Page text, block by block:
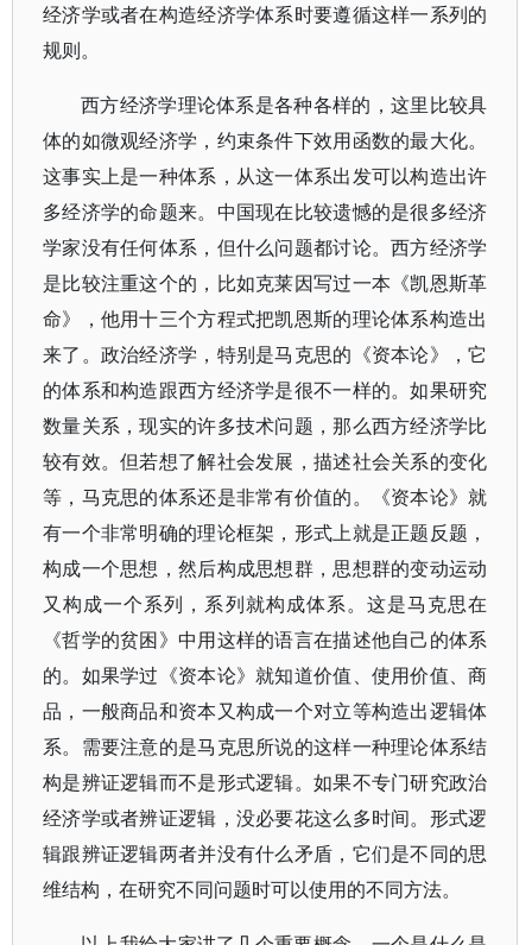
经济学或者在构造经济学体系时要遵循这样一系列的
规则。
西方经济学理论体系是各种各样的，这里比较具
体的如微观经济学，约束条件下效用函数的最大化。
这事实上是一种体系，从这一体系出发可以构造出许
多经济学的命题来。中国现在比较遗憾的是很多经济
学家没有任何体系，但什么问题都讨论。西方经济学
是比较注重这个的，比如克莱因写过一本《凯恩斯革
命》，他用十三个方程式把凯恩斯的理论体系构造出
来了。政治经济学，特别是马克思的《资本论》，它
的体系和构造跟西方经济学是很不一样的。如果研究
数量关系，现实的许多技术问题，那么西方经济学比
较有效。但若想了解社会发展，描述社会关系的变化
等，马克思的体系还是非常有价值的。《资本论》就
有一个非常明确的理论框架，形式上就是正题反题，
构成一个思想，然后构成思想群，思想群的变动运动
又构成一个系列，系列就构成体系。这是马克思在
《哲学的贫困》中用这样的语言在描述他自己的体系
的。如果学过《资本论》就知道价值、使用价值、商
品，一般商品和资本又构成一个对立等构造出逻辑体
系。需要注意的是马克思所说的这样一种理论体系结
构是辨证逻辑而不是形式逻辑。如果不专门研究政治
经济学或者辨证逻辑，没必要花这么多时间。形式逻
辑跟辨证逻辑两者并没有什么矛盾，它们是不同的思
维结构，在研究不同问题时可以使用的不同方法。